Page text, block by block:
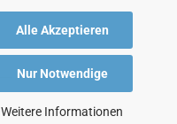
Alle Akzeptieren
Nur Notwendige
Weitere Informationen